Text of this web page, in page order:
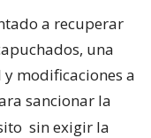
a recuperar
una
modificaciones a
sancionar la
sin exigir la